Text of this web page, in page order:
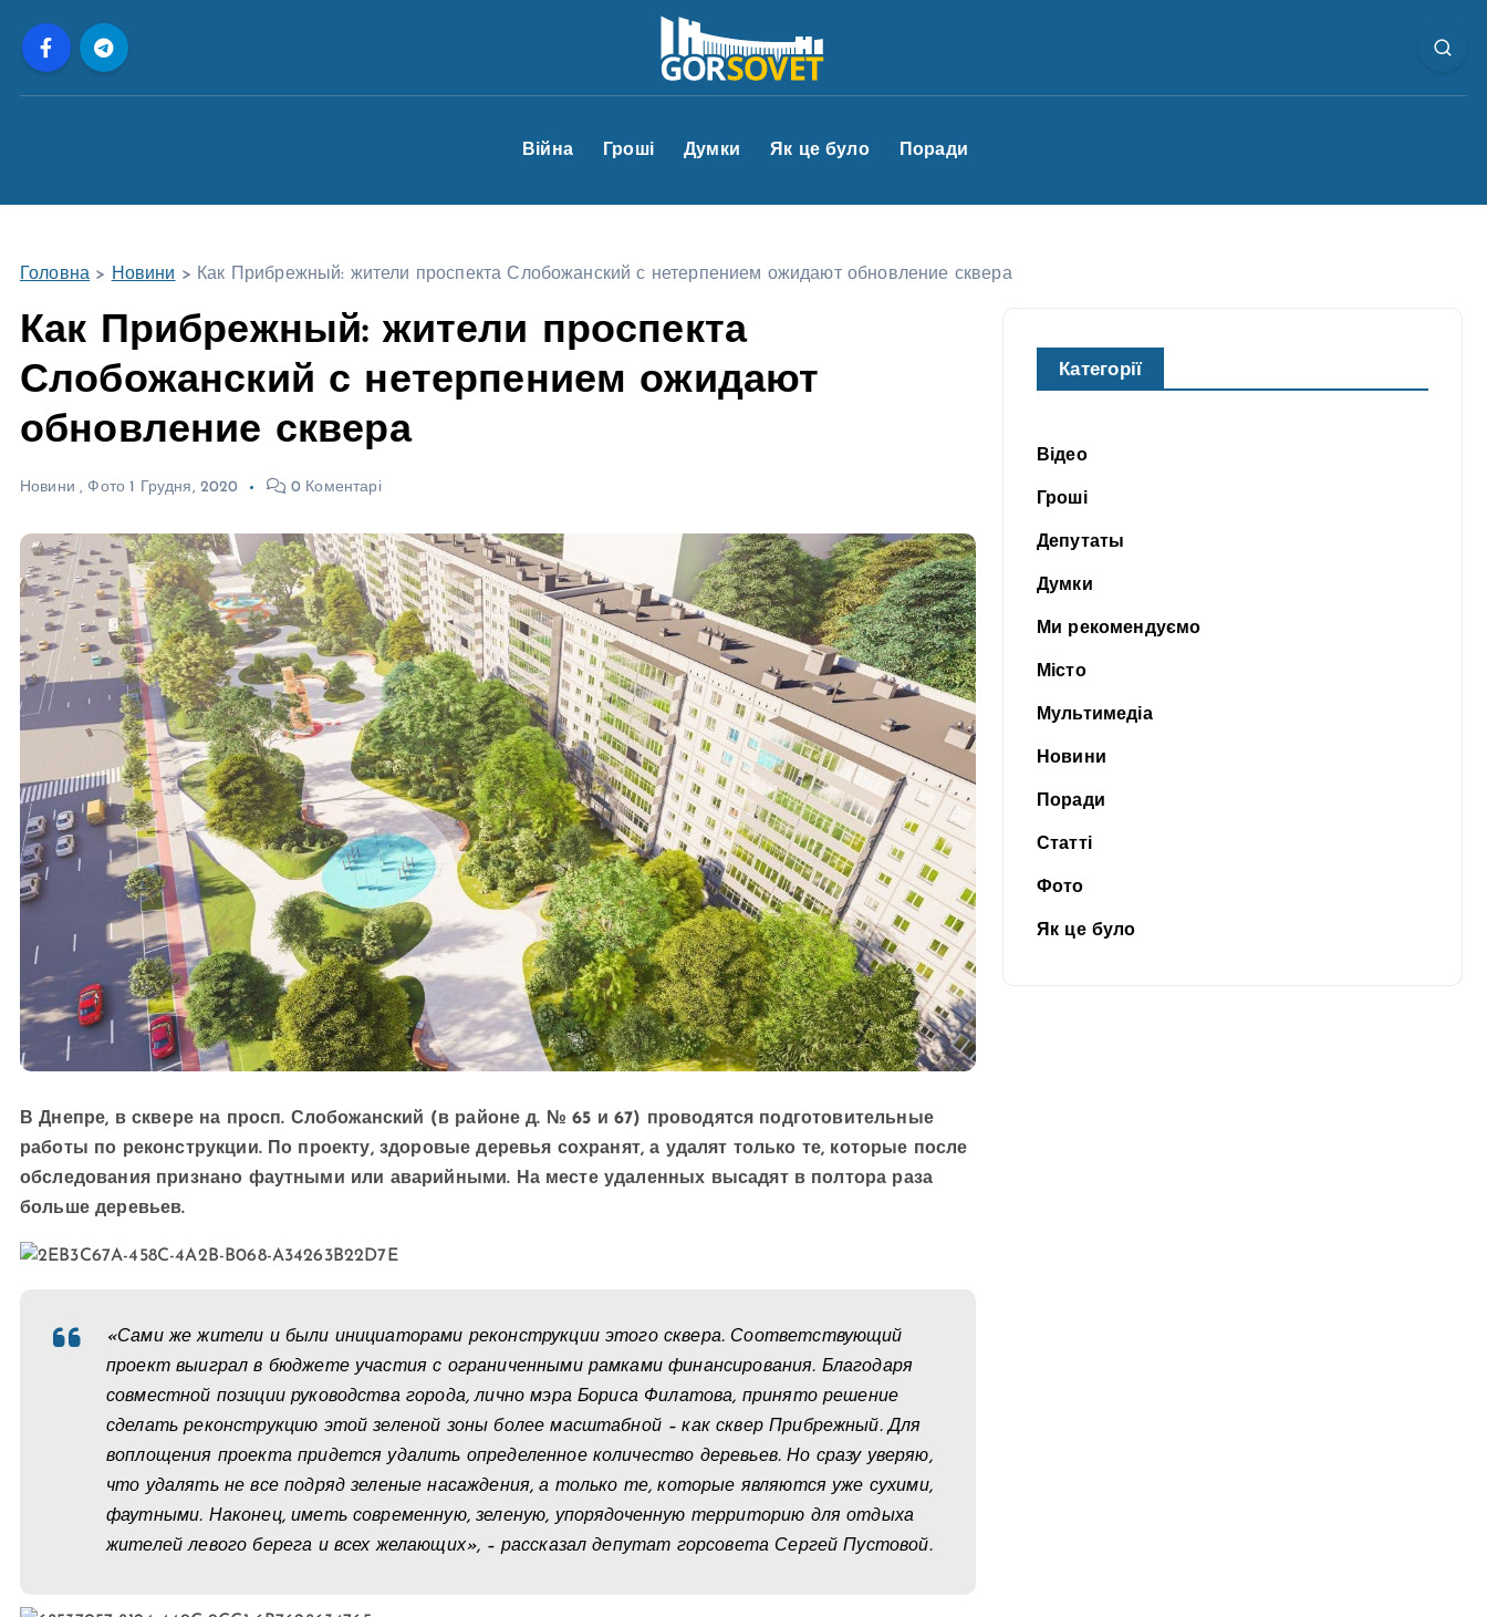
Війна Гроші Думки Як це було Поради
Головна > Новини > Как Прибрежный: жители проспекта Слобожанский с нетерпением ожидают обновление сквера
Как Прибрежный: жители проспекта
Слобожанский с нетерпением ожидают
обновление сквера
Новини , Фото 1 Грудня, 2020 0 Коментарі
В Днепре, в сквере на просп. Слобожанский (в районе д. № 65 и 67) проводятся подготовительные
работы по реконструкции. По проекту, здоровые деревья сохранят, а удалят только те, которые после
обследования признано фаутными или аварийными. На месте удаленных высадят в полтора раза
больше деревьев.
«Сами же жители и были инициаторами реконструкции этого сквера. Соответствующий
проект выиграл в бюджете участия с ограниченными рамками финансирования. Благодаря
совместной позиции руководства города, лично мэра Бориса Филатова, принято решение
сделать реконструкцию этой зеленой зоны более масштабной – как сквер Прибрежный. Для
воплощения проекта придется удалить определенное количество деревьев. Но сразу уверяю,
что удалять не все подряд зеленые насаждения, а только те, которые являются уже сухими,
фаутными. Наконец, иметь современную, зеленую, упорядоченную территорию для отдыха
жителей левого берега и всех желающих», – рассказал депутат горсовета Сергей Пустовой.
Категорії
Відео
Гроші
Депутаты
Думки
Ми рекомендуємо
Місто
Мультимедіа
Новини
Поради
Статті
Фото
Як це було